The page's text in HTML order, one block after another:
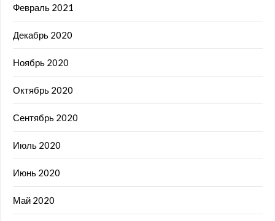
Февраль 2021
Декабрь 2020
Ноябрь 2020
Октябрь 2020
Сентябрь 2020
Июль 2020
Июнь 2020
Май 2020